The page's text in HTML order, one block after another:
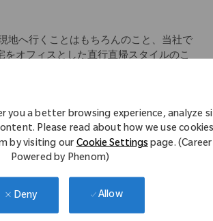
you a better browsing experience, analyze
Please read about how we use
by visiting ourCookie Settingspage. (Career
Powered by Phenom)
Deny Allow
地へ行くことはもちろんのこと、当社で
オフィスとした直行直帰スタイルのこ
うに」というコンセプトの元、始まり
内イントラネットから学術文献などのナ
先輩社員の同行を中心としたOJT等、一